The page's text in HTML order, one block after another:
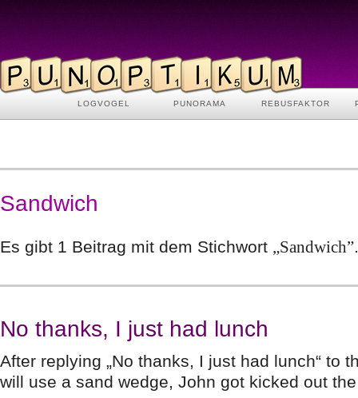
LOGVOGEL PUNORAMA REBUSFAKTOR
Sandwich
Es gibt 1 Beitrag mit dem Stichwort „Sandwich”.
No thanks, I just had lunch
After replying „No thanks, I just had lunch“ to
will use a sand wedge, John got kicked out